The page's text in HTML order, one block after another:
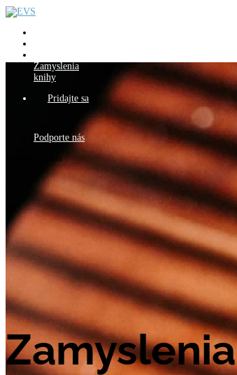
Zamyslenia
knihy
Pridajte sa
Podporte nás
Vyberte stranu
Zamyslenia